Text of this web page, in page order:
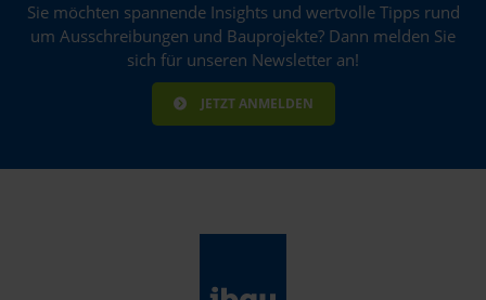
Sie möchten spannende Insights und wertvolle Tipps rund
um Ausschreibungen und Bauprojekte? Dann melden Sie
sich für unseren Newsletter an!
JETZT ANMELDEN